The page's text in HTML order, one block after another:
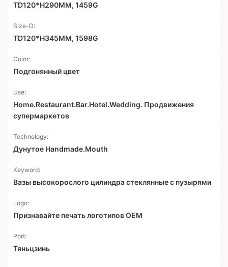
TD120*H290MM, 1459G
Size-D:
TD120*H345MM, 1598G
Color:
Подгонянный цвет
Use:
Home.Restaurant.Bar.Hotel.Wedding. Продвижения
супермаркетов
Technology:
Дунутое Handmade.Mouth
Keyword:
Вазы высокорослого цилиндра стеклянные с пузырями
Logo:
Признавайте печать логотипов OEM
Port:
Тяньцзинь